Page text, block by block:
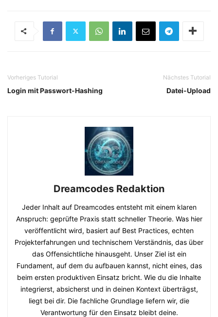
Vorheriges Tutorial
Login mit Passwort-Hashing
Nächstes Tutorial
Datei-Upload
Dreamcodes Redaktion
Jeder Inhalt auf Dreamcodes entsteht mit einem klaren
Anspruch: geprüfte Praxis statt schneller Theorie. Was hier
veröffentlicht wird, basiert auf Best Practices, echten
Projekterfahrungen und technischem Verständnis, das über
das Offensichtliche hinausgeht. Unser Ziel ist ein
Fundament, auf dem du aufbauen kannst, nicht eines, das
beim ersten produktiven Einsatz bricht. Wie du die Inhalte
integrierst, absicherst und in deinen Kontext überträgst,
liegt bei dir. Die fachliche Grundlage liefern wir, die
Verantwortung für den Einsatz bleibt deine.